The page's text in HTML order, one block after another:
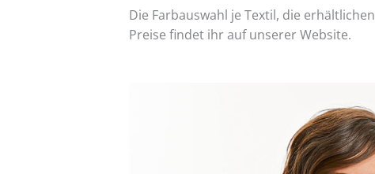
Die Farbauswahl je Textil, die erhältlichen
Preise findet ihr auf unserer Website.